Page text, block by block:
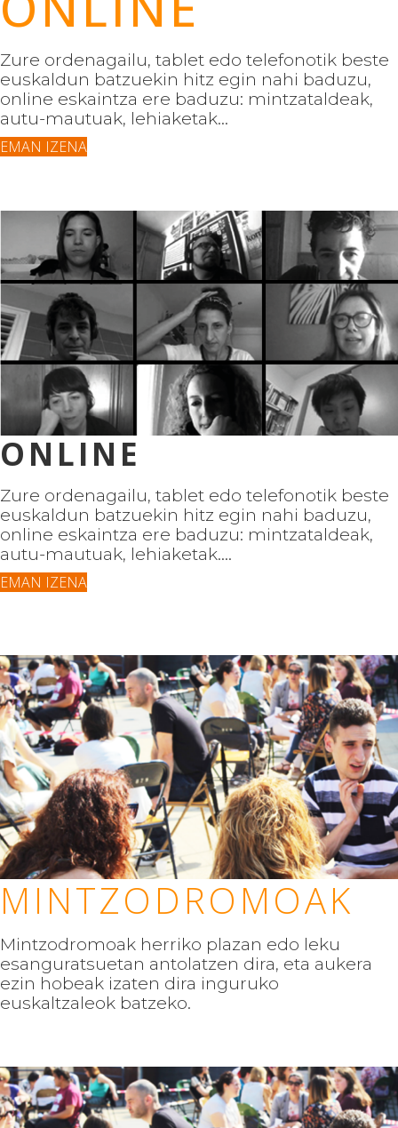
Zure ordenagailu, tablet edo telefonotik beste
euskaldun batzuekin hitz egin nahi baduzu,
online eskaintza ere baduzu: mintzataldeak,
autu-mautuak, lehiaketak...
EMAN IZENA
ONLINE
Zure ordenagailu, tablet edo telefonotik beste
euskaldun batzuekin hitz egin nahi baduzu,
online eskaintza ere baduzu: mintzataldeak,
autu-mautuak, lehiaketak....
EMAN IZENA
MINTZODROMOAK
Mintzodromoak herriko plazan edo leku
esanguratsuetan antolatzen dira, eta aukera
ezin hobeak izaten dira inguruko
euskaltzaleok batzeko.